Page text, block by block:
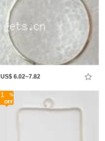
US$ 6.02~7.82
1